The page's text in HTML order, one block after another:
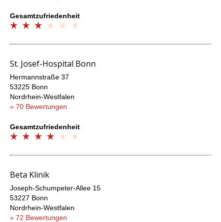
Gesamtzufriedenheit
St. Josef-Hospital Bonn
Hermannstraße 37
53225 Bonn
Nordrhein-Westfalen
» 70 Bewertungen
Gesamtzufriedenheit
Beta Klinik
Joseph-Schumpeter-Allee 15
53227 Bonn
Nordrhein-Westfalen
» 72 Bewertungen